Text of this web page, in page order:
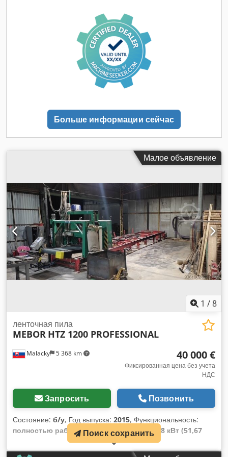
Больше информации сейчас
Малое объявление
1 /8
Malacky 5 368 km
ленточная пила
MEBOR HTZ 1200 PROFESSIONAL
40 000 €
Фиксированная цена без учета
НДС
Запросить Позвонить
Состояние: б/у, Год выпуска: 2015, Функциональность:
полностью работоспособен, мощность:
38 кВт (51,67
, • Год выпуска: 2015 • Максимальный диаметр ствола:
1,5 м Codpfxszl Stwo Acysrf • Автоматическое
Поиск сохранить